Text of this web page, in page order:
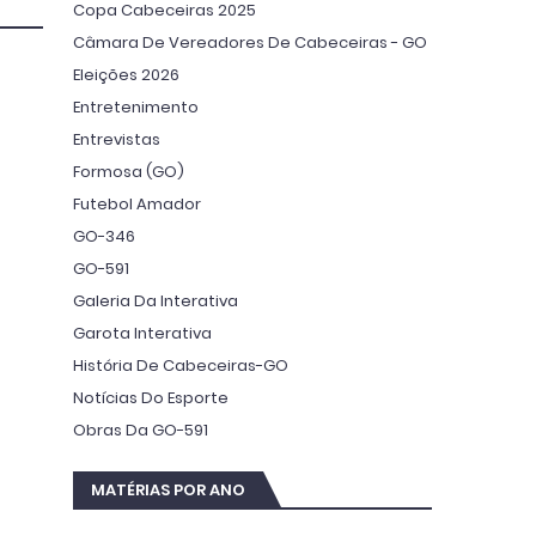
Copa Cabeceiras 2025
Câmara De Vereadores De Cabeceiras - GO
Eleições 2026
Entretenimento
Entrevistas
Formosa (GO)
Futebol Amador
GO-346
GO-591
Galeria Da Interativa
Garota Interativa
História De Cabeceiras-GO
Notícias Do Esporte
Obras Da GO-591
MATÉRIAS POR ANO